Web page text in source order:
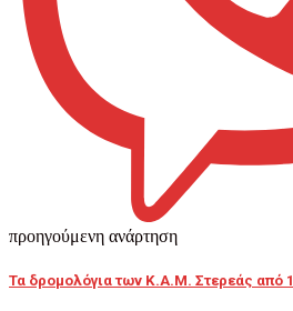
προηγούμενη ανάρτηση
Τα δρομολόγια των Κ.Α.Μ. Στερεάς από